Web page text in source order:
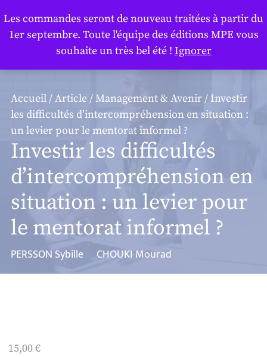
Accueil/Article/Management & Avenir/ Investir
les difficultés d’intercompréhension en situation :
un levier pour le mentorat informel ?
Investir les difficultés
d’intercompréhension en
situation : un levier pour
le mentorat informel ?
PERSSON Sybille CHOUKI Mourad
15,00€
Les commandes seront de nouveau traitées à partir du
1er septembre. Toute l'équipe des éditions MPE vous
souhaite un très bel été ! Ignorer